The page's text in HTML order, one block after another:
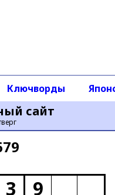
сайт
Ключворды
3
9